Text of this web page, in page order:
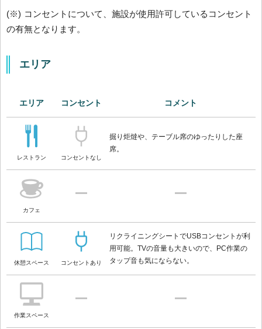
(※) コンセントについて、施設が使用許可しているコンセント
の有無となります。
エリア
エリア コンセント コメント
レストラン コンセントなし
掘り炬燵や、テーブル席のゆったりした座
席。
カフェ
休憩スペース コンセントあり
リクライニングシートでUSBコンセントが利
用可能。TVの音量も大きいので、PC作業の
タップ音も気にならない。
作業スペース